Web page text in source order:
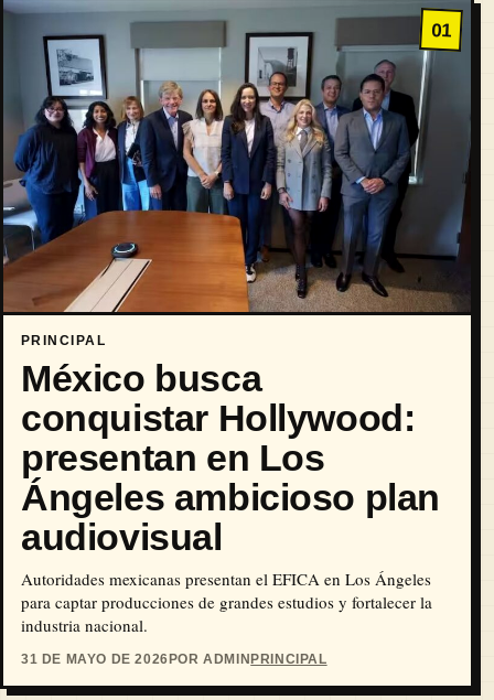
01
PRINCIPAL
México busca
conquistar Hollywood:
presentan en Los
Ángeles ambicioso plan
audiovisual
Autoridades mexicanas presentan el EFICA en Los Ángeles
para captar producciones de grandes estudios y fortalecer la
industria nacional.
31 DE MAYO DE 2026POR ADMINPRINCIPAL